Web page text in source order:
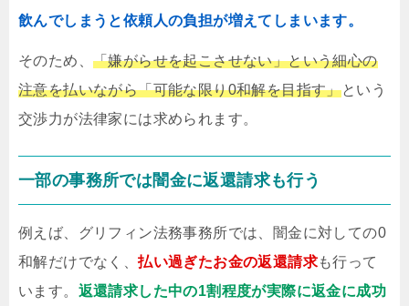
飲んでしまうと依頼人の負担が増えてしまいます。
そのため、 「嫌がらせを起こさせない」という細心の
注意を払いながら「可能な限り0和解を目指す」という
交渉力が法律家には求められます。
一部の事務所では闇金に返還請求も行う
例えば、グリフィン法務事務所では、闇金に対しての0
和解だけでなく、払い過ぎたお金の返還請求も行って
います。 返還請求した中の1割程度が実際に返金に成功